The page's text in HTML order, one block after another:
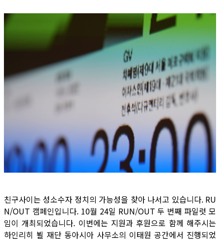
친구사이는 성소수자 정치의 가능성을 찾아 나서고 있습니다. RU
N/OUT 캠페인입니다. 10월 24일 RUN/OUT 두 번째 파일럿 모
임이 개최되었습니다. 이번에는 지원과 후원으로 함께 해주시는
하인리히 뵐 재단 동아시아 사무소의 이태원 공간에서 진행되었